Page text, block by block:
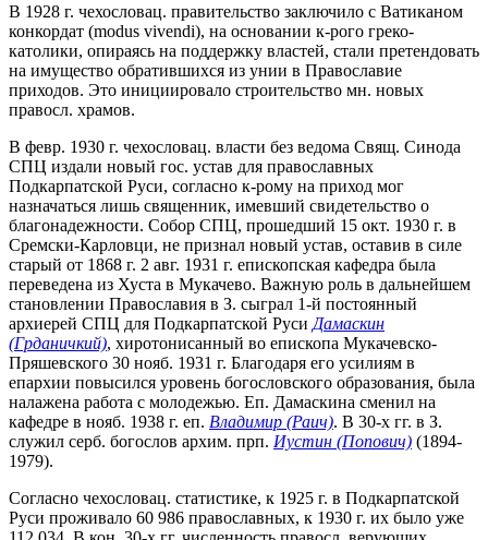
В 1928 г. чехословац. правительство заключило с Ватиканом
конкордат (modus vivendi), на основании к-рого греко-
католики, опираясь на поддержку властей, стали претендовать
на имущество обратившихся из унии в Православие
приходов. Это инициировало строительство мн. новых
правосл. храмов.
В февр. 1930 г. чехословац. власти без ведома Свящ. Синода
СПЦ издали новый гос. устав для православных
Подкарпатской Руси, согласно к-рому на приход мог
назначаться лишь священник, имевший свидетельство о
благонадежности. Собор СПЦ, прошедший 15 окт. 1930 г. в
Сремски-Карловци, не признал новый устав, оставив в силе
старый от 1868 г. 2 авг. 1931 г. епископская кафедра была
переведена из Хуста в Мукачево. Важную роль в дальнейшем
становлении Православия в З. сыграл 1-й постоянный
архиерей СПЦ для Подкарпатской Руси Дамаскин
(Грданичкий), хиротонисанный во епископа Мукачевско-
Пряшевского 30 нояб. 1931 г. Благодаря его усилиям в
епархии повысился уровень богословского образования, была
налажена работа с молодежью. Еп. Дамаскина сменил на
кафедре в нояб. 1938 г. еп. Владимир (Раич). В 30-х гг. в З.
служил серб. богослов архим. прп. Иустин (Попович) (1894-
1979).
Согласно чехословац. статистике, к 1925 г. в Подкарпатской
Руси проживало 60 986 православных, к 1930 г. их было уже